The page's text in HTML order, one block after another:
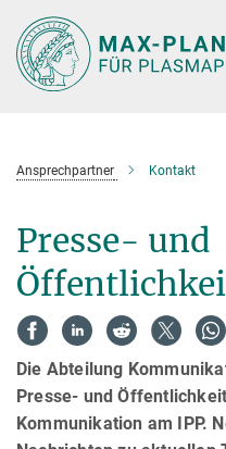
Hauptinhalt
Ansprechpartner Kontakt
Presse- und
Die Abteilung
Presse- und
Kommunikation am IPP.